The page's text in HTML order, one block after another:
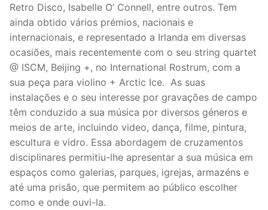
Retro Disco, Isabelle O’ Connell, entre outros. Tem
ainda obtido vários prémios, nacionais e
internacionais, e representado a Irlanda em diversas
ocasiões, mais recentemente com o seu string quartet
@ ISCM, Beijing +, no International Rostrum, com a
sua peça para violino + Arctic Ice. As suas
instalações e o seu interesse por gravações de campo
têm conduzido a sua música por diversos géneros e
meios de arte, incluindo video, dança, filme, pintura,
escultura e vidro. Essa abordagem de cruzamentos
disciplinares permitiu-lhe apresentar a sua música em
espaços como galerias, parques, igrejas, armazéns e
até uma prisão, que permitem ao público escolher
como e onde ouvi-la.